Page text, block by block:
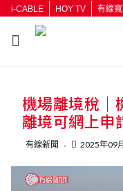
i-CABLE HOY TV 有線
機場離境稅｜
離境可網上申
有線新聞 2025年09